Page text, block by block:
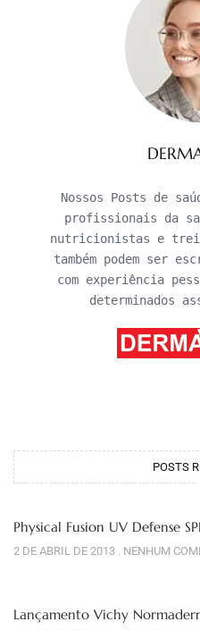
Nossos Posts de
profissionais da
nutricionistas e
também podem ser
com experiência
determinados
POSTS
Physical Fusion UV Defense
2 DE ABRIL DE 2013 NENHUM
Lançamento Vichy